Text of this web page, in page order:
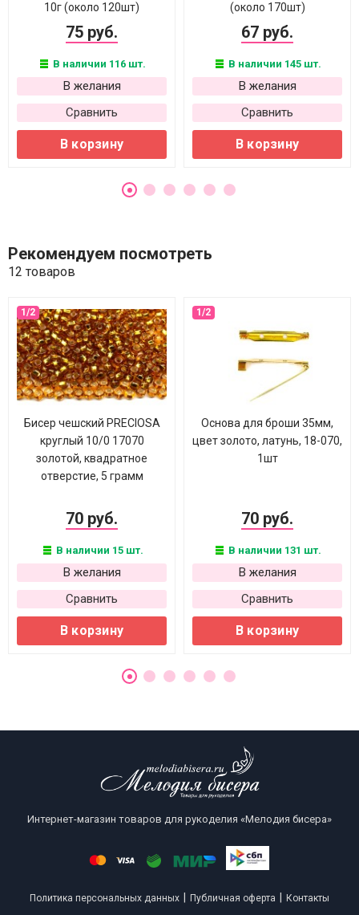
10г (около 120шт)
75 руб.
В наличии 116 шт.
В желания
Сравнить
В корзину
(около 170шт)
67 руб.
В наличии 145 шт.
В желания
Сравнить
В корзину
Рекомендуем посмотреть
12 товаров
Бисер чешский PRECIOSA
круглый 10/0 17070
золотой, квадратное
отверстие, 5 грамм
70 руб.
В наличии 15 шт.
В желания
Сравнить
В корзину
Основа для броши 35мм,
цвет золото, латунь, 18-070,
1шт
70 руб.
В наличии 131 шт.
В желания
Сравнить
В корзину
Интернет-магазин товаров для рукоделия «Мелодия бисера»
Политика персональных данных Публичная оферта Контакты